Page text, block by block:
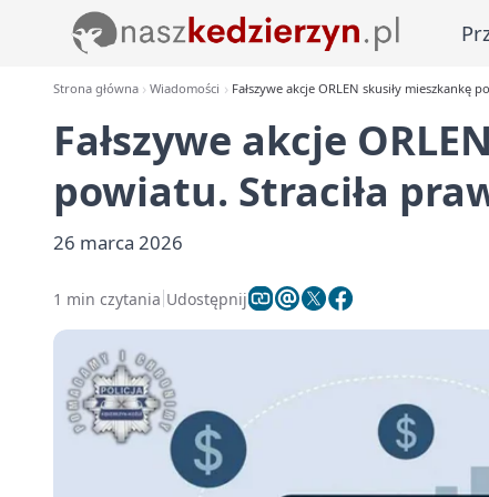
Strona główna Wiadomości Fałszywe akcje ORLEN skusiły mieszkankę
Fałszywe akcje
powiatu. Straciła
26 marca 2026
1 min czytania Udostępnij